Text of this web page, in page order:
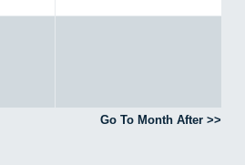
Go To Month After >>